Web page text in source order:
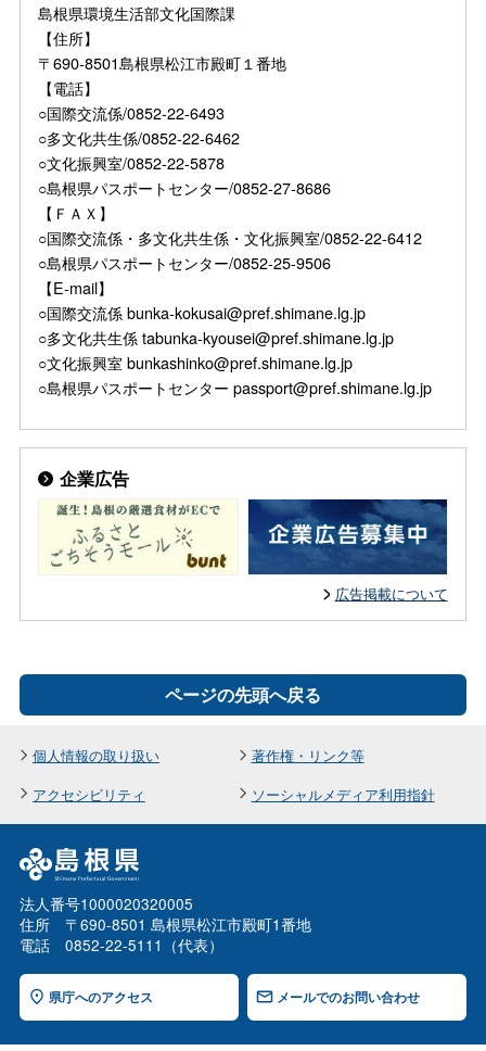
島根県環境生活部文化国際課
【住所】
〒690-8501島根県松江市殿町１番地
【電話】
○国際交流係/0852-22-6493
○多文化共生係/0852-22-6462
○文化振興室/0852-22-5878
○島根県パスポートセンター/0852-27-8686
【ＦＡＸ】
○国際交流係・多文化共生係・文化振興室/0852-22-6412
○島根県パスポートセンター/0852-25-9506
【E-mail】
○国際交流係 bunka-kokusai@pref.shimane.lg.jp
○多文化共生係 tabunka-kyousei@pref.shimane.lg.jp
○文化振興室 bunkashinko@pref.shimane.lg.jp
○島根県パスポートセンター passport@pref.shimane.lg.jp
企業広告
広告掲載について
ページの先頭へ戻る
個人情報の取り扱い
著作権・リンク等
アクセシビリティ
ソーシャルメディア利用指針
法人番号1000020320005
住所 〒690-8501 島根県松江市殿町1番地
電話 0852-22-5111（代表）
県庁へのアクセス メールでのお問い合わせ